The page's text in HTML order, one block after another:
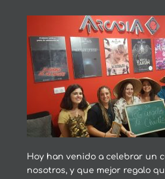
Hoy han venido a celebrar un
nosotros, y que mejor regalo